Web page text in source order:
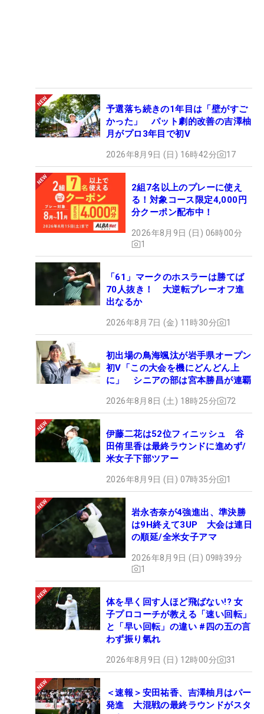
予選落ち続きの1年目は「壁がすご
かった」 パット劇的改善の吉澤柚
月がプロ3年目で初V
2026年8月9日 (日) 16時42分 17
2組7名以上のプレーに使え
る！対象コース限定4,000円
分クーポン配布中！
2026年8月9日 (日) 06時00分
1
「61」マークのホスラーは勝てば
70人抜き！ 大逆転プレーオフ進
出なるか
2026年8月7日 (金) 11時30分 1
初出場の鳥海颯汰が岩手県オープン
初V「この大会を機にどんどん上
に」 シニアの部は宮本勝昌が連覇
2026年8月8日 (土) 18時25分 72
伊藤二花は52位フィニッシュ 谷
田侑里香は最終ラウンドに進めず/
米女子下部ツアー
2026年8月9日 (日) 07時35分 1
岩永杏奈が4強進出、準決勝
は9H終えて3UP 大会は連日
の順延/全米女子アマ
2026年8月9日 (日) 09時39分
1
体を早く回す人ほど飛ばない!? 女
子プロコーチが教える「速い回転」
と「早い回転」の違い #四の五の言
わず振り氣れ
2026年8月9日 (日) 12時00分 31
＜速報＞安田祐香、吉澤柚月はパー
発進 大混戦の最終ラウンドがスタ